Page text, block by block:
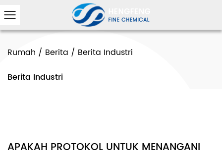
Rumah / Berita / Berita Industri
Berita Industri
APAKAH PROTOKOL UNTUK MENANGANI